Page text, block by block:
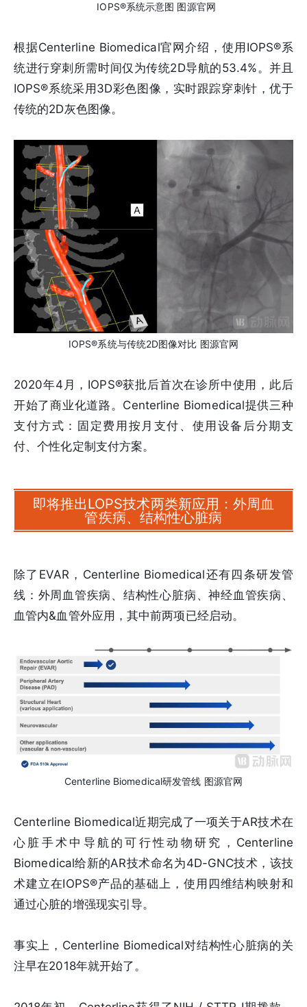
IOPS®系统示意图 图源官网
根据Centerline Biomedical官网介绍，使用IOPS®系
统进行穿刺所需时间仅为传统2D导航的53.4%。并且
IOPS®系统采用3D彩色图像，实时跟踪穿刺针，优于
传统的2D灰色图像。
IOPS®系统与传统2D图像对比 图源官网
2020年4月，IOPS®获批后首次在诊所中使用，此后
开始了商业化道路。Centerline Biomedical提供三种
支付方式：固定费用按月支付、使用设备后分期支
付、个性化定制支付方案。
即将推出LOPS技术两类新应用：外周血
管疾病、结构性心脏病
除了EVAR，Centerline Biomedical还有四条研发管
线：外周血管疾病、结构性心脏病、神经血管疾病、
血管内&血管外应用，其中前两项已经启动。
Centerline Biomedical研发管线 图源官网
Centerline Biomedical近期完成了一项关于AR技术在
心脏手术中导航的可行性动物研究，Centerline
Biomedical给新的AR技术命名为4D-GNC技术，该技
术建立在IOPS®产品的基础上，使用四维结构映射和
通过心脏的增强现实引导。
事实上，Centerline Biomedical对结构性心脏病的关
注早在2018年就开始了。